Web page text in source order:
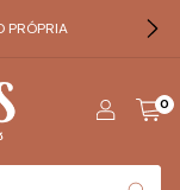
PRÓPRIA
0